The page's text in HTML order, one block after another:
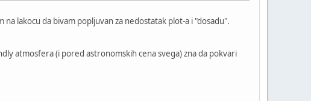
lakocu da bivam popljuvan za nedostatak plot-a i "dosadu".
atmosfera (i pored astronomskih cena svega) zna da pokvari